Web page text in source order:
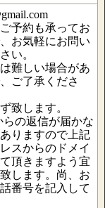
予約も承ってお
お気軽にお問い
い。
難しい場合があ
ご了承くださ
致します。
らの返信が届かな
りますので上記
スからのドメイ
頂きますよう宜
します。尚、お
番号を記入して